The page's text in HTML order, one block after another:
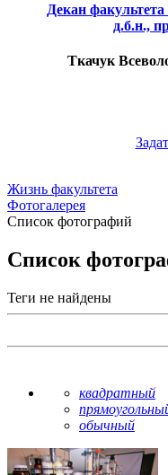
Декан
д.б.н.,
Ткачук
Жизнь факультета
Фотогалерея
Список фотографий
Список
Теги не найдены
квадратный
обычный